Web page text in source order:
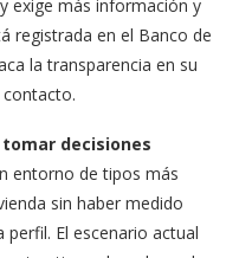
exige más información y
registrada en el Banco de
la transparencia en su
decisiones
entorno de tipos más
sin haber medido
El escenario actual